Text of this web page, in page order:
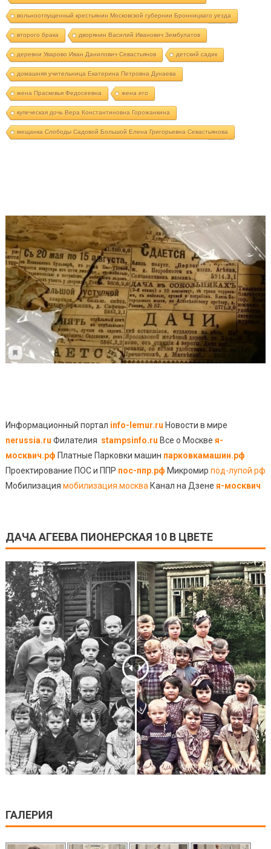
вольноотпущенный крестьянин Московской губернии Бронницкаго уезда
второго брака дворянин Василий Иванович Зембулатов
деревни Уварово Иван Данилович Севастьянов детский садик
домашняя учительница Екатерина Петровна Дунаева
жена Праскевья Федосеевна жена его
купеческая дочь Вера Константиновна Горожанкина
мещанка Слободы Садовой Большой Елена Григорьевна Севастьянова
Информационный портал info-lemur.ru Новости в мире
nerussia.ru Филателия stampsinfo.ru Все о Москве я-
москвич.рф Платные Парковки машин парковкамашин.рф
Проектирование ПОС и ППР пос-ппр.рф Микромир под-лупой.рф
Мобилизация мобилизация.москваКанал на Дзене я-москвич
ДАЧА АГЕЕВА ПИОНЕРСКАЯ 10 В ЦВЕТЕ
ГАЛЕРИЯ